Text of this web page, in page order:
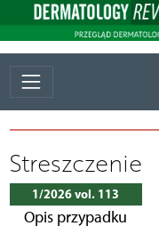
Streszczenie
1/2026 vol. 113
Opis przypadku